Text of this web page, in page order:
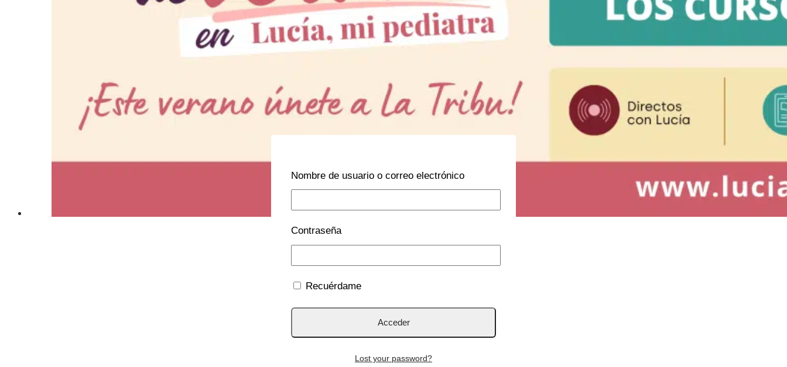
Nombre de usuario o correo electrónico
Contraseña
Recuérdame
Lost your password?